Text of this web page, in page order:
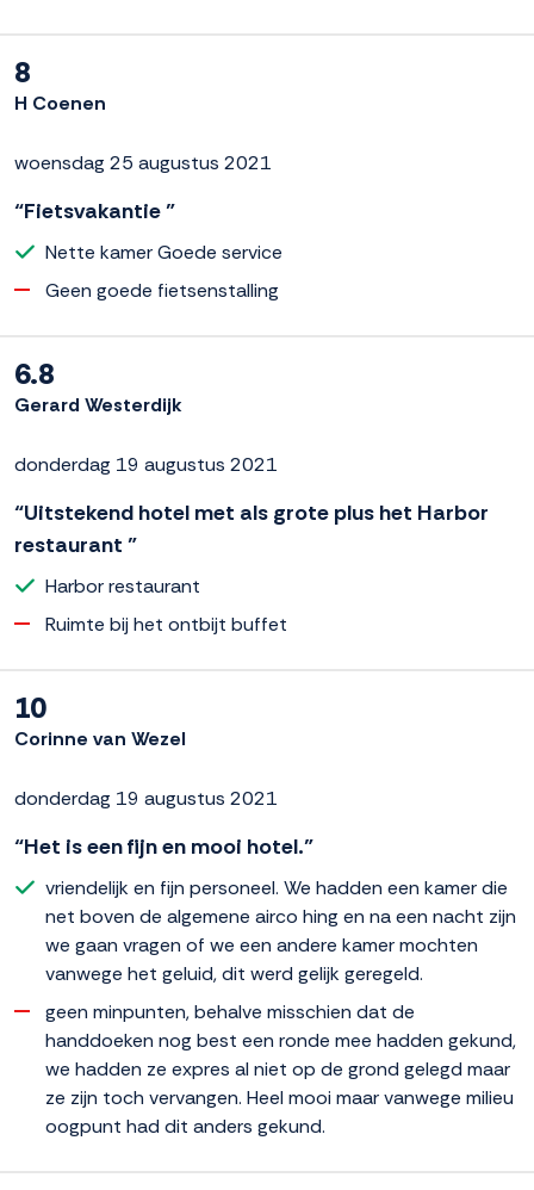
8
H Coenen
woensdag 25 augustus 2021
“Fietsvakantie ”
Nette kamer Goede service
Geen goede fietsenstalling
6.8
Gerard Westerdijk
donderdag 19 augustus 2021
“Uitstekend hotel met als grote plus het Harbor
restaurant ”
Harbor restaurant
Ruimte bij het ontbijt buffet
10
Corinne van Wezel
donderdag 19 augustus 2021
“Het is een fijn en mooi hotel.”
vriendelijk en fijn personeel. We hadden een kamer die
net boven de algemene airco hing en na een nacht zijn
we gaan vragen of we een andere kamer mochten
vanwege het geluid, dit werd gelijk geregeld.
geen minpunten, behalve misschien dat de
handdoeken nog best een ronde mee hadden gekund,
we hadden ze expres al niet op de grond gelegd maar
ze zijn toch vervangen. Heel mooi maar vanwege milieu
oogpunt had dit anders gekund.